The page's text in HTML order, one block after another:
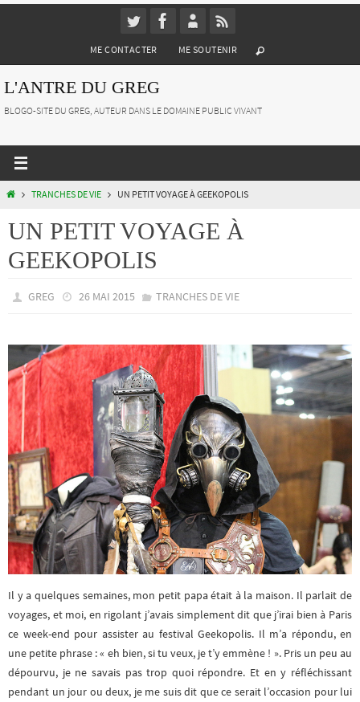
ME CONTACTER ME SOUTENIR
L'ANTRE DU GREG
BLOGO-SITE DU GREG, AUTEUR DANS LE DOMAINE PUBLIC VIVANT
HOMETRANCHES DE VIE UN PETIT VOYAGE À GEEKOPOLIS
UN PETIT VOYAGE À
GEEKOPOLIS
GREG 26 MAI 2015 TRANCHES DE VIE
Il y a quelques semaines, mon petit papa était à la maison. Il parlait de
voyages, et moi, en rigolant j’avais simplement dit que j’irai bien à Paris
ce week-end pour assister au festival Geekopolis. Il m’a répondu, en
une petite phrase : « eh bien, si tu veux, je t’y emmène ! ». Pris un peu au
dépourvu, je ne savais pas trop quoi répondre. Et en y réfléchissant
pendant un jour ou deux, je me suis dit que ce serait l’occasion pour lui